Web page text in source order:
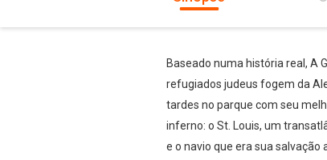
Baseado numa história real, A
refugiados judeus fogem da
tardes no parque com seu
inferno: o St. Louis, um
e o navio que era sua salvação